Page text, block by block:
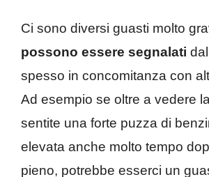
Ci sono diversi guasti molto
possono essere segnalati
spesso in concomitanza con
Ad esempio se oltre a vedere
sentite una forte puzza di
elevata anche molto tempo
pieno, potrebbe esserci un